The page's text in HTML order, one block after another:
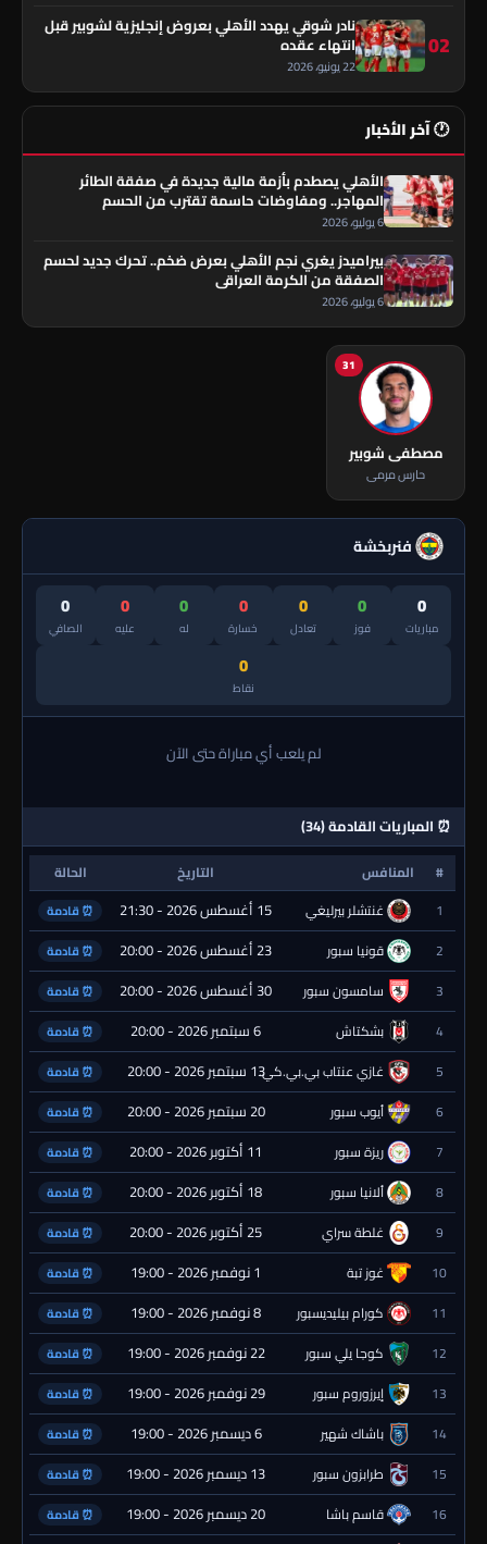
02
نادر شوقي يهدد الأهلي بعروض إنجليزية لشوبير قبل
انتهاء عقده
22 يونيو، 2026
🕐 آخر الأخبار
الأهلي يصطدم بأزمة مالية جديدة في صفقة الطائر
المهاجر.. ومفاوضات حاسمة تقترب من الحسم
6 يوليو، 2026
بيراميدز يغري نجم الأهلي بعرض ضخم.. تحرك جديد لحسم
الصفقة من الكرمة العراقي
6 يوليو، 2026
31
مصطفى شوبير
حارس مرمى
فنربخشة
0
مباريات
0
فوز
0
تعادل
0
خسارة
0
له
0
عليه
0
الصافي
0
نقاط
لم يلعب أي مباراة حتى الآن
⏰ المباريات القادمة (34)
# المنافس التاريخ
الحالة
1
غنتشلر بيرليغي 15 أغسطس 2026 - 21:30 ⏰ قادمة
2 قونيا سبور 23 أغسطس 2026 - 20:00 ⏰ قادمة
3 سامسون سبور 30 أغسطس 2026 - 20:00 ⏰ قادمة
4 بشكتاش 6 سبتمبر 2026 - 20:00 ⏰ قادمة
5 غازي عنتاب بي.بي.كي.13 سبتمبر 2026 - 20:00 ⏰ قادمة
6 أيوب سبور 20 سبتمبر 2026 - 20:00 ⏰ قادمة
7 ريزة سبور 11 أكتوبر 2026 - 20:00 ⏰ قادمة
8 ألانيا سبور 18 أكتوبر 2026 - 20:00 ⏰ قادمة
9 غلطة سراي 25 أكتوبر 2026 - 20:00 ⏰ قادمة
10 غوز تبة 1 نوفمبر 2026 - 19:00 ⏰ قادمة
11 كورام بيليديسبور 8 نوفمبر 2026 - 19:00 ⏰ قادمة
12 كوجا يلي سبور 22 نوفمبر 2026 - 19:00 ⏰ قادمة
13 إيرزوروم سبور 29 نوفمبر 2026 - 19:00 ⏰ قادمة
14 باشاك شهير 6 ديسمبر 2026 - 19:00 ⏰ قادمة
15 طرابزون سبور 13 ديسمبر 2026 - 19:00 ⏰ قادمة
16 قاسم باشا 20 ديسمبر 2026 - 19:00 ⏰ قادمة